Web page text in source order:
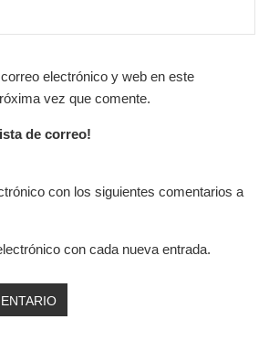
electrónico y web en este
vez que comente.
de correo!
con los siguientes comentarios a
con cada nueva entrada.